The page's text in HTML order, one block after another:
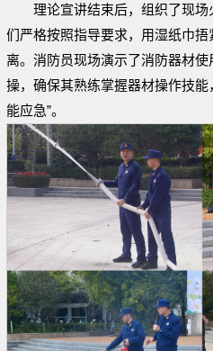
理论宣讲结束后，组织了现
们严格按照指导要求，用湿纸巾
离。消防员现场演示了消防器材
操，确保其熟练掌握器材操作技能
能应急”。